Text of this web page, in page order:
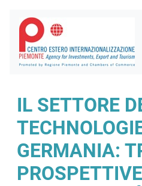
IL SETTORE
GERMANIA: